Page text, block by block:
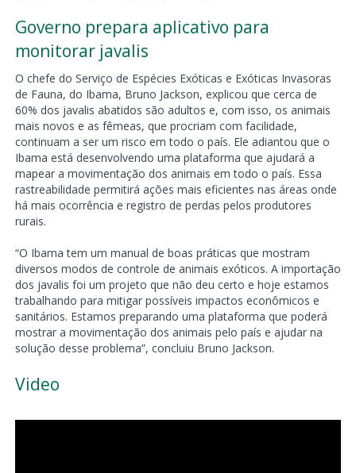
Governo prepara aplicativo para
monitorar javalis
O chefe do Serviço de Espécies Exóticas e Exóticas Invasoras
de Fauna, do Ibama, Bruno Jackson, explicou que cerca de
60% dos javalis abatidos são adultos e, com isso, os animais
mais novos e as fêmeas, que procriam com facilidade,
continuam a ser um risco em todo o país. Ele adiantou que o
Ibama está desenvolvendo uma plataforma que ajudará a
mapear a movimentação dos animais em todo o país. Essa
rastreabilidade permitirá ações mais eficientes nas áreas onde
há mais ocorrência e registro de perdas pelos produtores
rurais.
“O Ibama tem um manual de boas práticas que mostram
diversos modos de controle de animais exóticos. A importação
dos javalis foi um projeto que não deu certo e hoje estamos
trabalhando para mitigar possíveis impactos econômicos e
sanitários. Estamos preparando uma plataforma que poderá
mostrar a movimentação dos animais pelo país e ajudar na
solução desse problema”, concluiu Bruno Jackson.
Video